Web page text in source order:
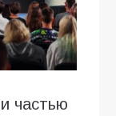
частью